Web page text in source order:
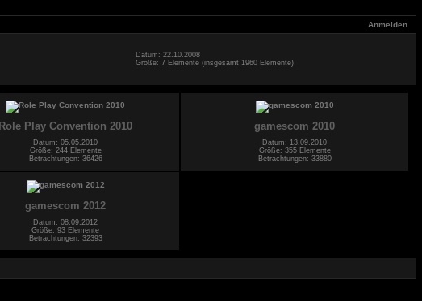
Anmelden
Datum: 22.10.2008
Größe: 7 Elemente (insgesamt 1960 Elemente)
Role Play Convention 2010
Datum: 05.05.2010
Größe: 244 Elemente
Betrachtungen: 36426
gamescom 2010
Datum: 13.09.2010
Größe: 355 Elemente
Betrachtungen: 33880
gamescom 2012
Datum: 08.09.2012
Größe: 93 Elemente
Betrachtungen: 32393